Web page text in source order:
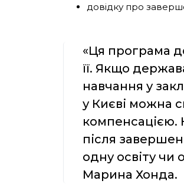
довідку про
«Ця програма
її. Якщо
навчання у
у Києві можна
компенсацією.
після
одну освіту чи
Марина Хонда.